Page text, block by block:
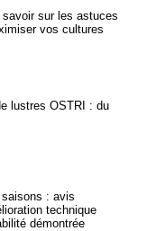
sur les astuces
vos cultures
lustres OSTRI : du
: avis
technique
démontrée